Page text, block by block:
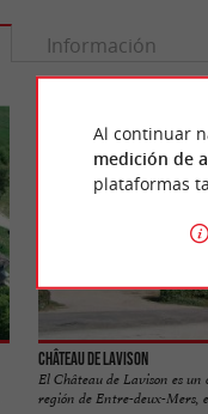
Información
Château de Lavison
El Château de Lavison es
región de Entre-deux-Mers,
Al continuar
medición de
plataformas